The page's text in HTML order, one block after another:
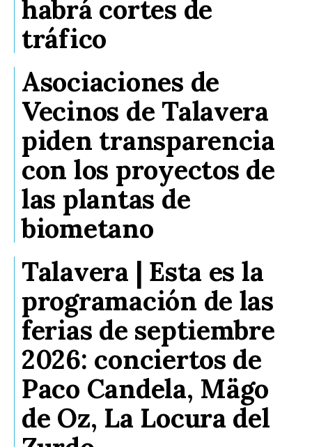
habrá cortes de
tráfico
Asociaciones de
Vecinos de Talavera
piden transparencia
con los proyectos de
las plantas de
biometano
Talavera | Esta es la
programación de las
ferias de septiembre
2026: conciertos de
Paco Candela, Mägo
de Oz, La Locura del